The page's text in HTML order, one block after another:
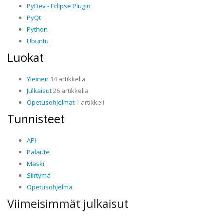
PyDev - Eclipse Plugin
PyQt
Python
Ubuntu
Luokat
Yleinen 14 artikkelia
Julkaisut26 artikkelia
Opetusohjelmat 1 artikkeli
Tunnisteet
API
Palaute
Maski
Siirtymä
Opetusohjelma
Viimeisimmät julkaisut